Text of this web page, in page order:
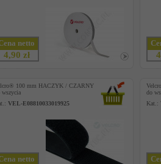
netto
4,90 zł
100 mm HACZYK / CZARNY
wszycia
VEL-E08810033019925
netto
do
Kat.: